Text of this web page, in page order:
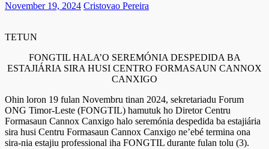
November 19, 2024 Cristovao Pereira
TETUN
FONGTIL HALA’O SEREMÓNIA DESPEDIDA BA
ESTAJIÁRIA SIRA HUSI CENTRO FORMASAUN CANNOX
CANXIGO
Ohin loron 19 fulan Novembru tinan 2024, sekretariadu Forum
ONG Timor-Leste (FONGTIL) hamutuk ho Diretor Centru
Formasaun Cannox Canxigo halo seremónia despedida ba estajiária
sira husi Centru Formasaun Cannox Canxigo ne’ebé termina ona
sira-nia estajiu professional iha FONGTIL durante fulan tolu (3).